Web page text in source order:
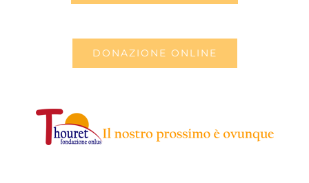
DONAZIONE ONLINE